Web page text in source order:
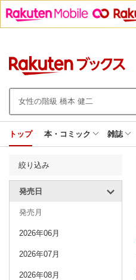
トップ 本・コミック 雑誌
絞り込み
発売日
発売月
2026年06月
2026年07月
2026年08月